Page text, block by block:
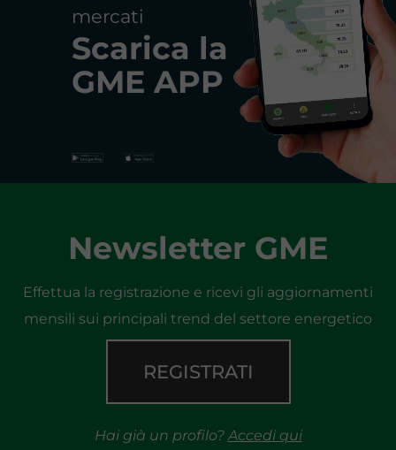
mercati
Scarica la
GME APP
Newsletter GME
Effettua la registrazione e ricevi gli aggiornamenti
mensili sui principali trend del settore energetico
REGISTRATI
Hai già un profilo? Accedi qui